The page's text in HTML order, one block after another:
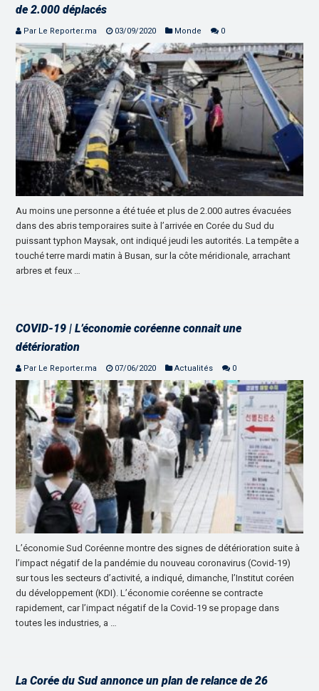
de 2.000 déplacés
Par Le Reporter.ma 03/09/2020 Monde 0
Au moins une personne a été tuée et plus de 2.000 autres évacuées
dans des abris temporaires suite à l’arrivée en Corée du Sud du
puissant typhon Maysak, ont indiqué jeudi les autorités. La tempête a
touché terre mardi matin à Busan, sur la côte méridionale, arrachant
arbres et feux …
COVID-19 | L’économie coréenne connait une
détérioration
Par Le Reporter.ma 07/06/2020 Actualités 0
L’économie Sud Coréenne montre des signes de détérioration suite à
l’impact négatif de la pandémie du nouveau coronavirus (Covid-19)
sur tous les secteurs d’activité, a indiqué, dimanche, l’Institut coréen
du développement (KDI). L’économie coréenne se contracte
rapidement, car l’impact négatif de la Covid-19 se propage dans
toutes les industries, a …
La Corée du Sud annonce un plan de relance de 26